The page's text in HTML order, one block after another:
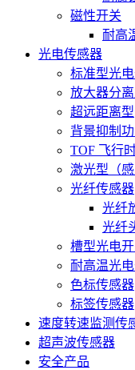
磁性开关
耐高
光电传感器
标准型光
放大器分
超远距离型
背景抑制
TOF 飞行
激光型（感
光纤传感器
光纤
光纤
槽型光电
耐高温光
色标传感器
标签传感器
速度转速监测传
超声波传感器
安全产品